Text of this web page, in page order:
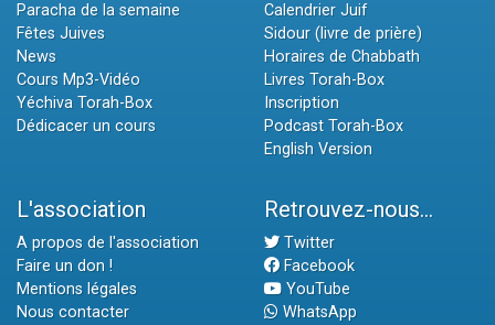
Paracha de la semaine
Fêtes Juives
News
Cours Mp3-Vidéo
Yéchiva Torah-Box
Dédicacer un cours
Calendrier Juif
Sidour (livre de prière)
Horaires de Chabbath
Livres Torah-Box
Inscription
Podcast Torah-Box
English Version
L'association
A propos de l'association
Faire un don !
Mentions légales
Nous contacter
Retrouvez-nous...
Twitter
Facebook
YouTube
WhatsApp